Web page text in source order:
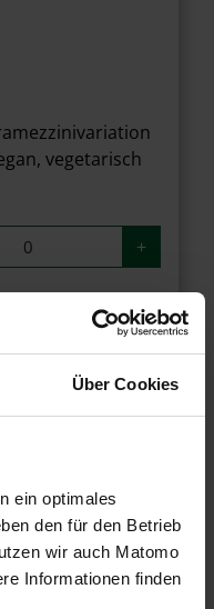
Über Cookies
ein optimales
den für den Betrieb
wir auch Matomo
Informationen finden
vegetarisch
+
und
mit
+